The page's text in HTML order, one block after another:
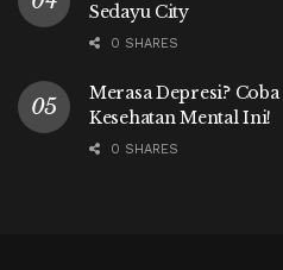
Sedayu City
0 SHARES
Merasa Depresi?
Kesehatan Mental Ini!
0 SHARES